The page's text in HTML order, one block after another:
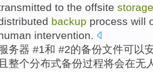
to the offsite storage
backup process will
intervention.
务器 #1和 #2的备份文件可以
且 整个分布式备份过程将会在无